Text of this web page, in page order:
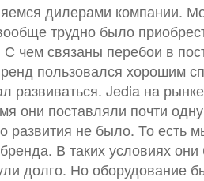
дилерами компании.
трудно было
С чем связаны перебои в
пользовался хорошим
развиваться. Jedia на
они поставляли почти
развития не было. То есть
В таких условиях
долго. Но оборудование